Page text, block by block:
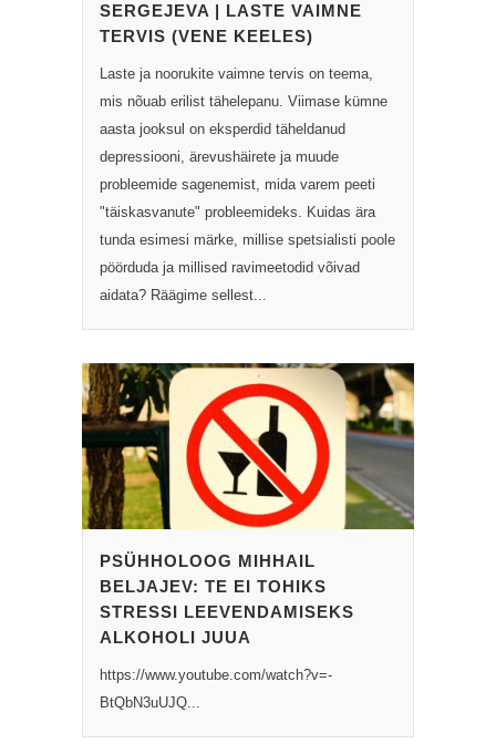
SERGEJEVA | LASTE VAIMNE
TERVIS (VENE KEELES)
Laste ja noorukite vaimne tervis on teema,
mis nõuab erilist tähelepanu. Viimase kümne
aasta jooksul on eksperdid täheldanud
depressiooni, ärevushäirete ja muude
probleemide sagenemist, mida varem peeti
"täiskasvanute" probleemideks. Kuidas ära
tunda esimesi märke, millise spetsialisti poole
pöörduda ja millised ravimeetodid võivad
aidata? Räägime sellest...
PSÜHHOLOOG MIHHAIL
BELJAJEV: TE EI TOHIKS
STRESSI LEEVENDAMISEKS
ALKOHOLI JUUA
https://www.youtube.com/watch?v=-
BtQbN3uUJQ...